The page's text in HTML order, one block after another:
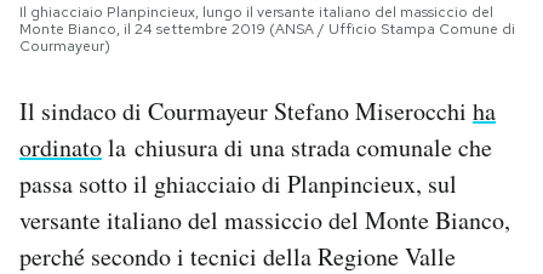
I MIEI PREFERITI
SHOP
CALENDARIO
Il ghiacciaio Planpincieux, lungo il versante italiano del massiccio del
Monte Bianco, il 24 settembre 2019 (ANSA / Ufficio Stampa Comune di
Courmayeur)
Il sindaco di Courmayeur Stefano Miserocchi ha
ordinatola chiusura di una strada comunale che
passa sotto il ghiacciaio di Planpincieux, sul
versante italiano del massiccio del Monte Bianco,
perché secondo i tecnici della Regione Valle